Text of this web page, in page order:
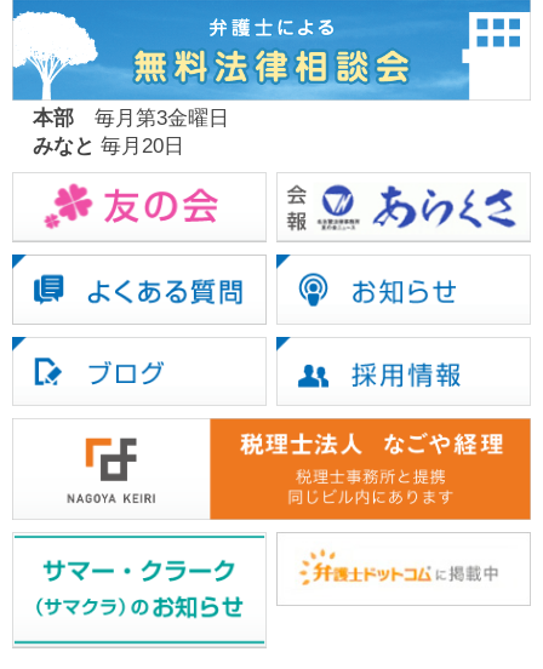
本部毎月第3金曜日
みなと 毎月20日